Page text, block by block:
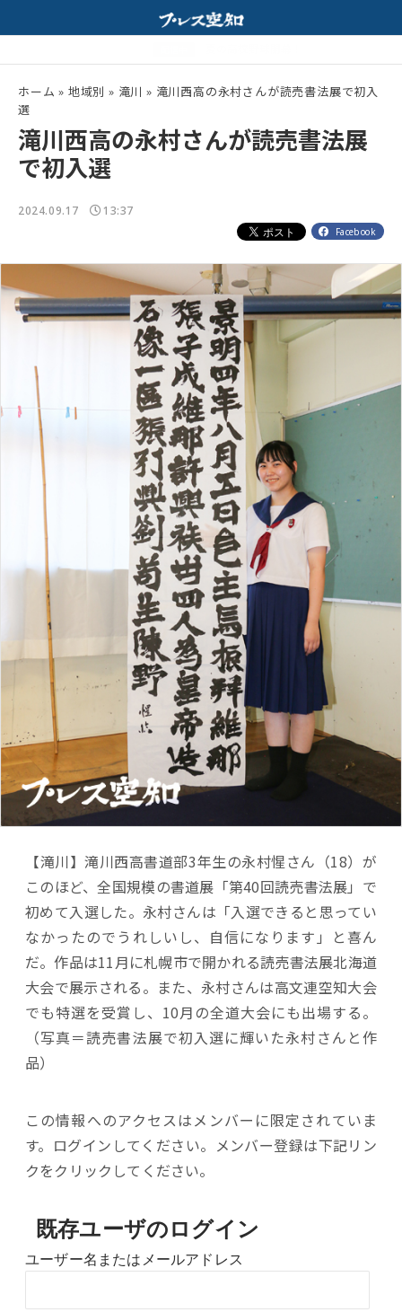
ホーム » 地域別 » 滝川 » 滝川西高の永村さんが読売書法展で初入
選
滝川西高の永村さんが読売書法展
で初入選
2024.09.17 13:37
Facebook
【滝川】滝川西高書道部3年生の永村惺さん（18）が
このほど、全国規模の書道展「第40回読売書法展」で
初めて入選した。永村さんは「入選できると思ってい
なかったのでうれしいし、自信になります」と喜ん
だ。作品は11月に札幌市で開かれる読売書法展北海道
大会で展示される。また、永村さんは高文連空知大会
でも特選を受賞し、10月の全道大会にも出場する。
（写真＝読売書法展で初入選に輝いた永村さんと作
品）
この情報へのアクセスはメンバーに限定されていま
す。ログインしてください。メンバー登録は下記リン
クをクリックしてください。
既存ユーザのログイン
ユーザー名またはメールアドレス